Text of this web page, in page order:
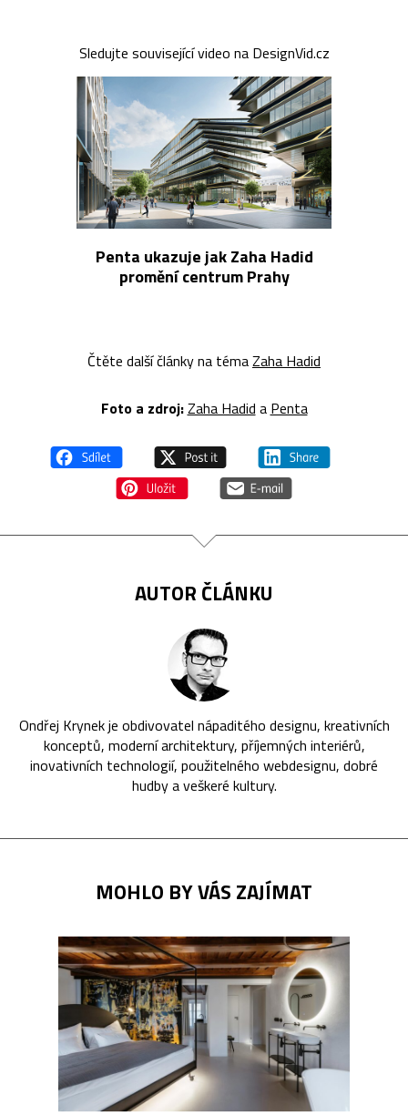
Sledujte související video na DesignVid.cz
Penta ukazuje jak Zaha Hadid
promění centrum Prahy
Čtěte další články na témaZaha Hadid
Foto a zdroj:Zaha Hadid a Penta
AUTOR ČLÁNKU
Ondřej Krynek je obdivovatel nápaditého designu, kreativních
konceptů, moderní architektury, příjemných interiérů,
inovativních technologií, použitelného webdesignu, dobré
hudby a veškeré kultury.
MOHLO BY VÁS ZAJÍMAT